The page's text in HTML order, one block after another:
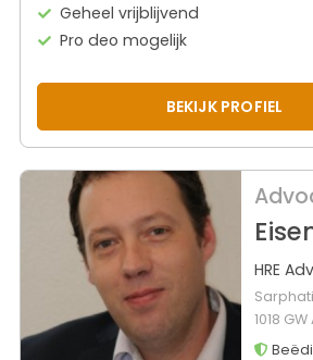
Geheel vrijblijvend
Pro deo mogelijk
BEKIJK PROFIEL
HRE
1018